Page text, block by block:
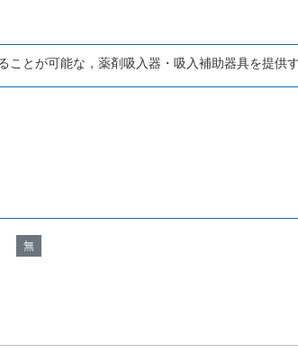
ことが可能な，薬剤吸入器・吸入補助器具を提供
無